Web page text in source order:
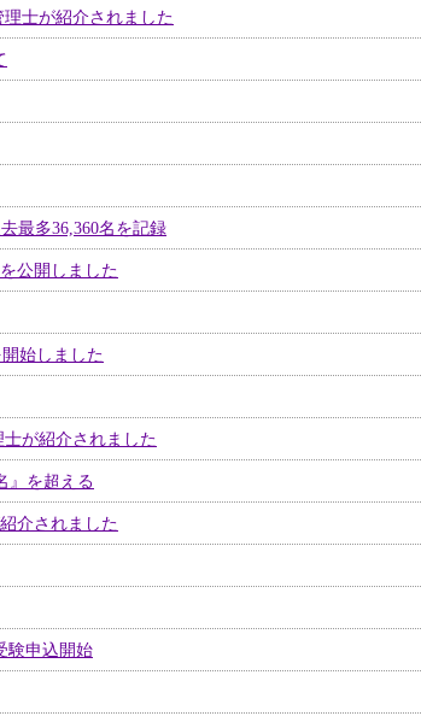
士が紹介されました
最多36,360名を記録
公開しました
始しました
が紹介されました
』を超える
介されました
験申込開始